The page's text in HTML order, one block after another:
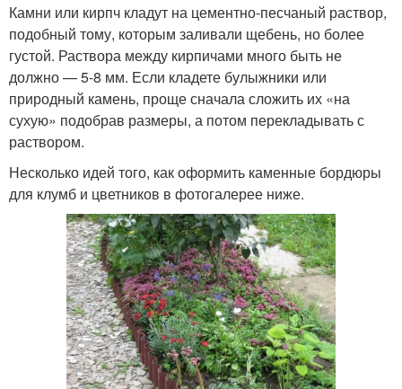
Камни или кирпч кладут на цементно-песчаный раствор,
подобный тому, которым заливали щебень, но более
густой. Раствора между кирпичами много быть не
должно — 5-8 мм. Если кладете булыжники или
природный камень, проще сначала сложить их «на
сухую» подобрав размеры, а потом перекладывать с
раствором.
Несколько идей того, как оформить каменные бордюры
для клумб и цветников в фотогалерее ниже.